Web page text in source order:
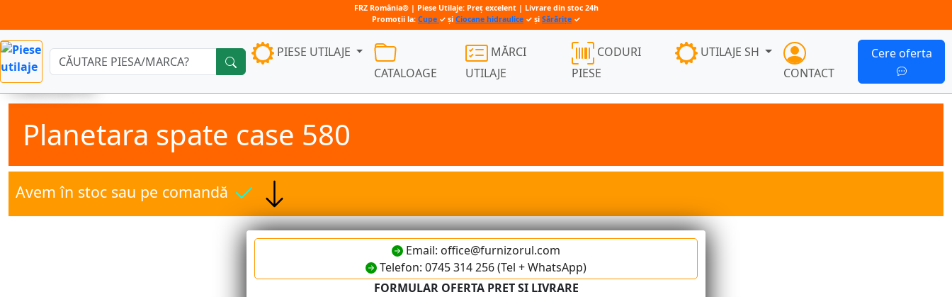
Căutare:
Planetara spate case 580
Avem în stoc sau pe comandă
Email: office@furnizorul.com
Telefon: 0745 314 256 (Tel + WhatsApp)
FORMULAR OFERTA PRET SI LIVRARE
FRZ România® | Piese Utilaje: Preț excelent | Livrare din stoc 24h
Promoții la: Cupe ✓ și Ciocane hidraulice ✓ și Sărărițe ✓
PIESE UTILAJE
CATALOAGE
MĂRCI
UTILAJE
CODURI
PIESE
UTILAJE SH
CONTACT
Cere oferta